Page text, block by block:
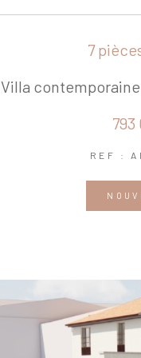
7
Villa
REF :